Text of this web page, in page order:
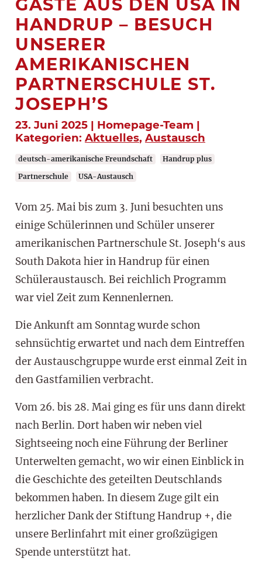
GÄSTE AUS DEN USA IN
HANDRUP – BESUCH
UNSERER
AMERIKANISCHEN
PARTNERSCHULE ST.
JOSEPH’S
23. Juni 2025 | Homepage-Team |
Kategorien: Aktuelles, Austausch
deutsch-amerikanische Freundschaft
Handrup plus
Partnerschule
USA-Austausch
Vom 25. Mai bis zum 3. Juni besuchten uns
einige Schülerinnen und Schüler unserer
amerikanischen Partnerschule St. Joseph‘s aus
South Dakota hier in Handrup für einen
Schüleraustausch. Bei reichlich Programm
war viel Zeit zum Kennenlernen.
Die Ankunft am Sonntag wurde schon
sehnsüchtig erwartet und nach dem Eintreffen
der Austauschgruppe wurde erst einmal Zeit in
den Gastfamilien verbracht.
Vom 26. bis 28. Mai ging es für uns dann direkt
nach Berlin. Dort haben wir neben viel
Sightseeing noch eine Führung der Berliner
Unterwelten gemacht, wo wir einen Einblick in
die Geschichte des geteilten Deutschlands
bekommen haben. In diesem Zuge gilt ein
herzlicher Dank der Stiftung Handrup +, die
unsere Berlinfahrt mit einer großzügigen
Spende unterstützt hat.